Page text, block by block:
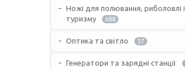
Ножі для полювання, риболовлі і
туризму
688
Оптика та світло 37
Генератори та зарядні станції